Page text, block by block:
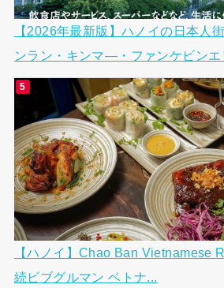
【2026年最新版】ハノイの日本人
ンラン・キンマ―・ファンケビンエ
【ハノイ】Chao Ban Vietnamese
続ビブグルマン ベトナ...